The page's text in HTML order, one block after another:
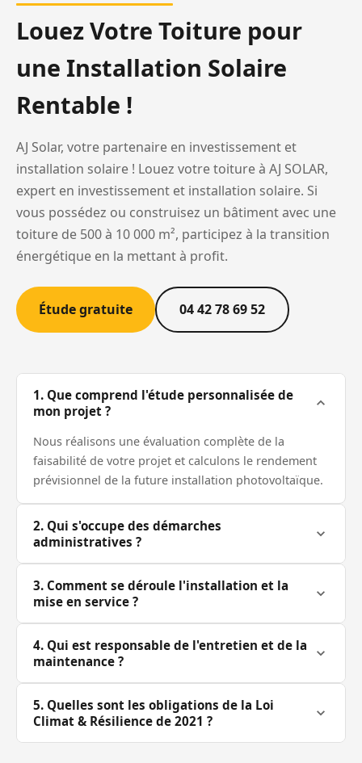
Louez Votre Toiture pour
une Installation Solaire
Rentable !
AJ Solar, votre partenaire en investissement et
installation solaire ! Louez votre toiture à AJ SOLAR,
expert en investissement et installation solaire. Si
vous possédez ou construisez un bâtiment avec une
toiture de 500 à 10 000 m², participez à la transition
énergétique en la mettant à profit.
Étude gratuite 04 42 78 69 52
1. Que comprend l'étude personnalisée de
mon projet ?
Nous réalisons une évaluation complète de la
faisabilité de votre projet et calculons le rendement
prévisionnel de la future installation photovoltaïque.
2. Qui s'occupe des démarches
administratives ?
administratives nécessaires au bon déroulement du
projet, vous n'avez rien à gérer.
3. Comment se déroule l'installation et la
mise en service ?
travaux de construction, de rénovation ou de
désamiantage, puis nous installons et mettons en
produite est ensuite vendue à EDF OA, générant des
revenus complémentaires pour vous.
4. Qui est responsable de l'entretien et de la
maintenance ?
de maintenance et de réparation pour garantir le bon
fonctionnement de la centrale tout au long du bail.
5. Quelles sont les obligations de la Loi
Climat & Résilience de 2021 ?